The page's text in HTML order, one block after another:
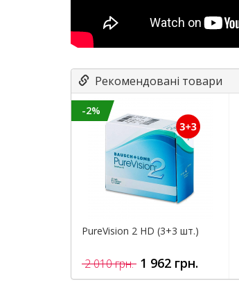
Рекомендовані товари
-2%
PureVision 2 HD (3+3 шт.)
2 010 грн. 1 962 грн.